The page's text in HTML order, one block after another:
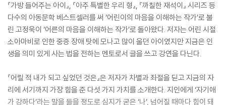
『가방 들어주는 아이』, 『아주 특별한 우리 형』, 『까칠한 재석이』 시리즈 등
다수의 아동문학 베스트셀러를 써 ‘어린이의 마음을 이해하는 작가’로 불
린 고정욱이 ‘어른의 마음을 이해하는 작가’로 돌아왔다. 저자는 어린 시절
소아마비로 인한 중증 장애 탓에 모나고 많이 울던 아이였지만 지금은 인
생을 의미 있게 사는 법을 전하는 멘토로서 글을 쓰고 강연을 다닌다.
『어릴 적 내가 되고 싶었던 것은』은 저자가 차별과 좌절을 딛고 지금의 자
리에 서기까지 가장 힘을 준 다섯 가지 가치를 소개한다. 지인에게 ‘자기애
가 강하다’라는 말을 들을 정도로 심지가 굳은 ‘나’, 넘어질 때마다 힘이 돼